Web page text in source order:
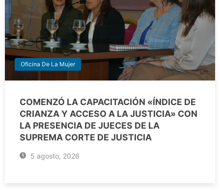
Oficina De La Mujer
COMENZÓ LA CAPACITACIÓN «ÍNDICE DE
CRIANZA Y ACCESO A LA JUSTICIA» CON
LA PRESENCIA DE JUECES DE LA
SUPREMA CORTE DE JUSTICIA
5 agosto, 2026